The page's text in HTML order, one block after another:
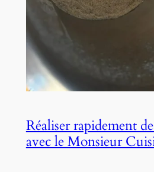
Réaliser rapidement
avec le Monsieur